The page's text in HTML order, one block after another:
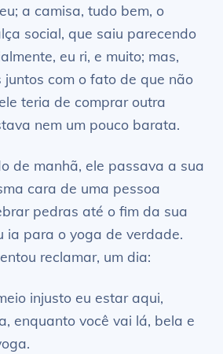
a camisa, tudo bem, o
social, que saiu parecendo
eu ri, e muito; mas,
juntos com o fato de que não
teria de comprar outra
nem um pouco barata.
de manhã, ele passava a sua
cara de uma pessoa
pedras até o fim da sua
ia para o yoga de verdade.
reclamar, um dia:
injusto eu estar aqui,
enquanto você vai lá, bela e